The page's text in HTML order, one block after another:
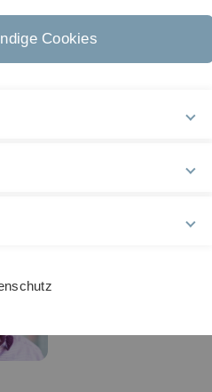
Cookies